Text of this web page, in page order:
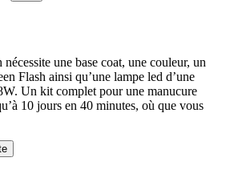
une base coat, une couleur, un
Flash ainsi qu’une lampe led d’une
Un kit complet pour une manucure
10 jours en 40 minutes, où que vous